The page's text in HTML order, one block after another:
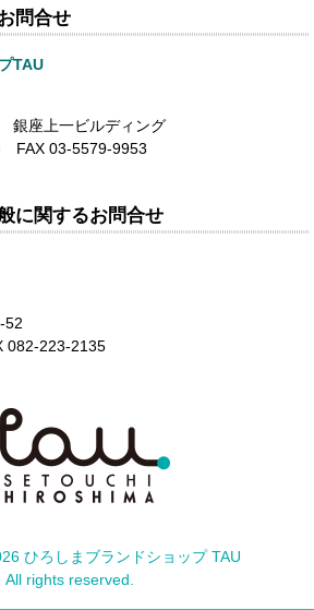
問合せ
TAU
銀座上一ビルディング
FAX 03-5579-9953
に関するお問合せ
52
082-223-2135
ひろしまブランドショップ TAU
All rights reserved.